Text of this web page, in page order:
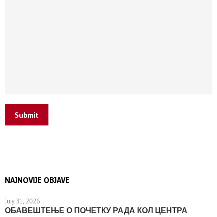
Submit
NAJNOVIJE OBJAVE
July 31, 2026
ОБАВЕШТЕЊЕ О ПОЧЕТКУ РАДА КОЛ ЦЕНТРА